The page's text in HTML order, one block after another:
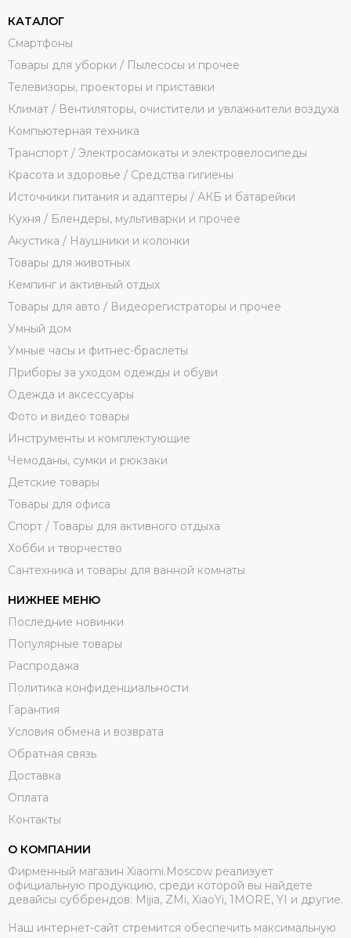
КАТАЛОГ
Смартфоны
Товары для уборки / Пылесосы и прочее
Телевизоры, проекторы и приставки
Климат / Вентиляторы, очистители и увлажнители воздуха
Компьютерная техника
Транспорт / Электросамокаты и электровелосипеды
Красота и здоровье / Средства гигиены
Источники питания и адаптеры / АКБ и батарейки
Кухня / Блендеры, мультиварки и прочее
Акустика / Наушники и колонки
Товары для животных
Кемпинг и активный отдых
Товары для авто / Видеорегистраторы и прочее
Умный дом
Умные часы и фитнес-браслеты
Приборы за уходом одежды и обуви
Одежда и аксессуары
Фото и видео товары
Инструменты и комплектующие
Чемоданы, сумки и рюкзаки
Детские товары
Товары для офиса
Спорт / Товары для активного отдыха
Хобби и творчество
Сантехника и товары для ванной комнаты
НИЖНЕЕ МЕНЮ
Последние новинки
Популярные товары
Распродажа
Политика конфиденциальности
Гарантия
Условия обмена и возврата
Обратная связь
Доставка
Оплата
Контакты
О КОМПАНИИ
Фирменный магазин Xiaomi.Moscow реализует
официальную продукцию, среди которой вы найдете
девайсы суббрендов: Mijia, ZMi, XiaoYi, 1MORE, YI и другие.
Наш интернет-сайт стремится обеспечить максимальную